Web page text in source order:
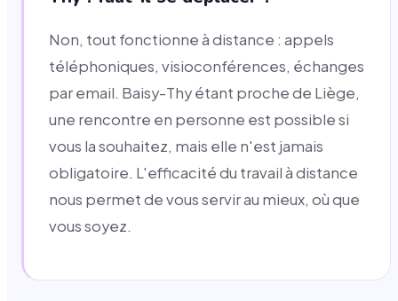
Non, tout fonctionne à distance : appels
téléphoniques, visioconférences, échanges
par email. Baisy-Thy étant proche de Liège,
une rencontre en personne est possible si
vous la souhaitez, mais elle n'est jamais
obligatoire. L'efficacité du travail à distance
nous permet de vous servir au mieux, où que
vous soyez.